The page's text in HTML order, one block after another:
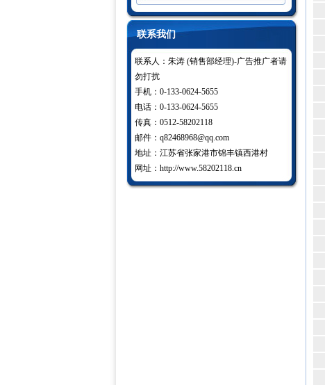
联系我们
联系人：朱涛 (销售部经理)-广告推广者请
勿打扰
手机：0-133-0624-5655
电话：0-133-0624-5655
传真：0512-58202118
邮件：q82468968@qq.com
地址：江苏省张家港市锦丰镇西港村
网址：http://www.58202118.cn